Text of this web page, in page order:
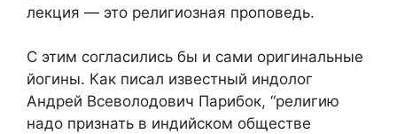
лекция — это религиозная проповедь.
С этим согласились бы и сами оригинальные
йогины. Как писал известный индолог
Андрей Всеволодович Парибок, “религию
надо признать в индийском обществе